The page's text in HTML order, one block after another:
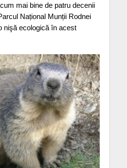
mai bine de patru decenii
Național Munții Rodnei
nişă ecologică în acest